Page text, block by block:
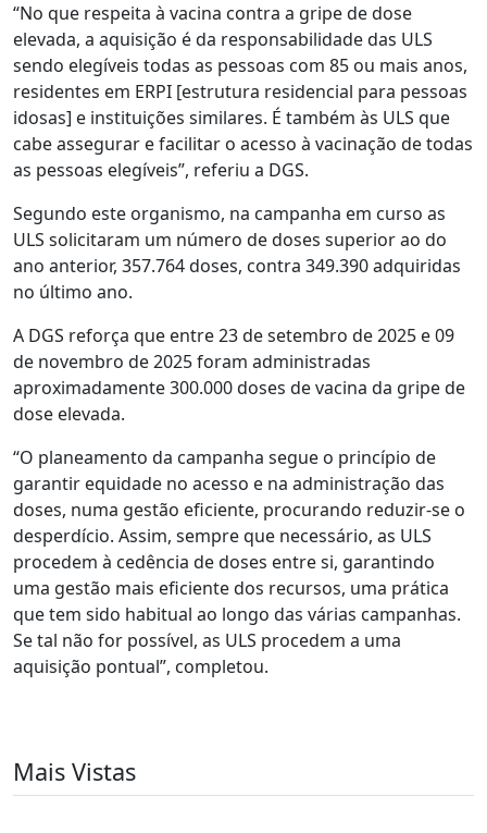
“No que respeita à vacina contra a gripe de dose
elevada, a aquisição é da responsabilidade das ULS
sendo elegíveis todas as pessoas com 85 ou mais anos,
residentes em ERPI [estrutura residencial para pessoas
idosas] e instituições similares. É também às ULS que
cabe assegurar e facilitar o acesso à vacinação de todas
as pessoas elegíveis”, referiu a DGS.
Segundo este organismo, na campanha em curso as
ULS solicitaram um número de doses superior ao do
ano anterior, 357.764 doses, contra 349.390 adquiridas
no último ano.
A DGS reforça que entre 23 de setembro de 2025 e 09
de novembro de 2025 foram administradas
aproximadamente 300.000 doses de vacina da gripe de
dose elevada.
“O planeamento da campanha segue o princípio de
garantir equidade no acesso e na administração das
doses, numa gestão eficiente, procurando reduzir-se o
desperdício. Assim, sempre que necessário, as ULS
procedem à cedência de doses entre si, garantindo
uma gestão mais eficiente dos recursos, uma prática
que tem sido habitual ao longo das várias campanhas.
Se tal não for possível, as ULS procedem a uma
aquisição pontual”, completou.
Mais Vistas